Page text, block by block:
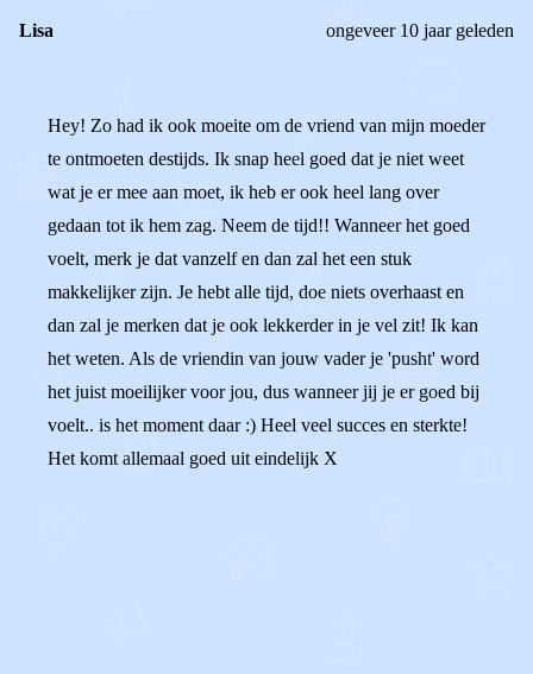
Lisa ongeveer 10 jaar geleden
Hey! Zo had ik ook moeite om de vriend van mijn moeder
te ontmoeten destijds. Ik snap heel goed dat je niet weet
wat je er mee aan moet, ik heb er ook heel lang over
gedaan tot ik hem zag. Neem de tijd!! Wanneer het goed
voelt, merk je dat vanzelf en dan zal het een stuk
makkelijker zijn. Je hebt alle tijd, doe niets overhaast en
dan zal je merken dat je ook lekkerder in je vel zit! Ik kan
het weten. Als de vriendin van jouw vader je 'pusht' word
het juist moeilijker voor jou, dus wanneer jij je er goed bij
voelt.. is het moment daar :) Heel veel succes en sterkte!
Het komt allemaal goed uit eindelijk X